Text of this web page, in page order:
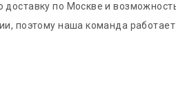
по Москве и
поэтому наша команда